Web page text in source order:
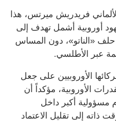
فريدريش ميرتس، هذا
أوروبية أشمل تهدف إلى
حلف «الناتو»، دون المساس
عبر الأطلسي.
الأوروبيين على جعل
الأوروبية، مؤكداً أن
مسؤولية أكبر داخل
ذاته إلى تقليل الاعتماد